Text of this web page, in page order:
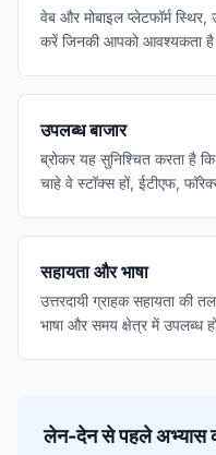
वेब और मोबाइल प्लेटफॉर्म
करें जिनकी आपको आवश्यकता
उपलब्ध बाजार
ब्रोकर यह सुनिश्चित करता है
चाहे वे स्टॉक्स हों, ईटीएफ,
सहायता और भाषा
उत्तरदायी ग्राहक सहायता की
भाषा और समय क्षेत्र में उपलब्ध
लेन-देन से पहले अभ्यास